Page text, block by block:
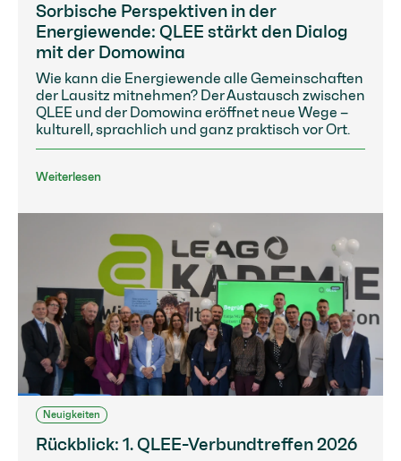
Sorbische Perspektiven in der
Energiewende: QLEE stärkt den Dialog
mit der Domowina
Wie kann die Energiewende alle Gemeinschaften
der Lausitz mitnehmen? Der Austausch zwischen
QLEE und der Domowina eröffnet neue Wege –
kulturell, sprachlich und ganz praktisch vor Ort.
Weiterlesen
Neuigkeiten
Rückblick: 1. QLEE-Verbundtreffen 2026